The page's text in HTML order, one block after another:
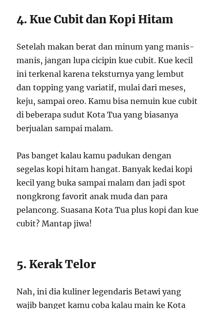
4. Kue Cubit dan Kopi Hitam
Setelah makan berat dan minum yang manis-
manis, jangan lupa cicipin kue cubit. Kue kecil
ini terkenal karena teksturnya yang lembut
dan topping yang variatif, mulai dari meses,
keju, sampai oreo. Kamu bisa nemuin kue cubit
di beberapa sudut Kota Tua yang biasanya
berjualan sampai malam.
Pas banget kalau kamu padukan dengan
segelas kopi hitam hangat. Banyak kedai kopi
kecil yang buka sampai malam dan jadi spot
nongkrong favorit anak muda dan para
pelancong. Suasana Kota Tua plus kopi dan kue
cubit? Mantap jiwa!
5. Kerak Telor
Nah, ini dia kuliner legendaris Betawi yang
wajib banget kamu coba kalau main ke Kota